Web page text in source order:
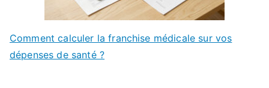
Comment calculer la franchise médicale sur vos
dépenses de santé ?